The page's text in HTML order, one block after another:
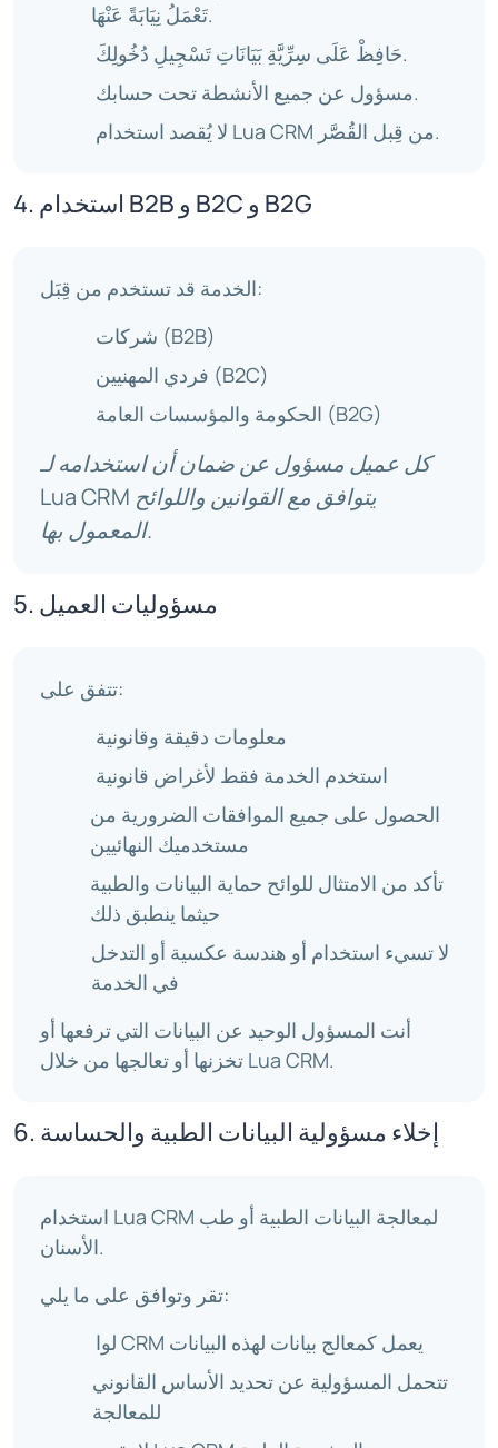
تَعْمَلُ نِيَابَةً عَنْهَا.
حَافِظْ عَلَى سِرِّيَّةِ بَيَانَاتِ تَسْجِيلِ دُخُولِكَ.
مسؤول عن جميع الأنشطة تحت حسابك.
لا يُقصد استخدام Lua CRM من قِبل القُصَّر.
4. استخدام B2B و B2C و B2G
الخدمة قد تستخدم من قِبَل:
شركات (B2B)
فردي المهنيين (B2C)
الحكومة والمؤسسات العامة (B2G)
كل عميل مسؤول عن ضمان أن استخدامه لـ
Lua CRM يتوافق مع القوانين واللوائح
المعمول بها.
5. مسؤوليات العميل
تتفق على:
معلومات دقيقة وقانونية
استخدم الخدمة فقط لأغراض قانونية
الحصول على جميع الموافقات الضرورية من
مستخدميك النهائيين
تأكد من الامتثال للوائح حماية البيانات والطبية
حيثما ينطبق ذلك
لا تسيء استخدام أو هندسة عكسية أو التدخل
في الخدمة
أنت المسؤول الوحيد عن البيانات التي ترفعها أو
تخزنها أو تعالجها من خلال Lua CRM.
6. إخلاء مسؤولية البيانات الطبية والحساسة
استخدام Lua CRM لمعالجة البيانات الطبية أو طب
الأسنان.
تقر وتوافق على ما يلي:
لوا CRM يعمل كمعالج بيانات لهذه البيانات
تتحمل المسؤولية عن تحديد الأساس القانوني
للمعالجة